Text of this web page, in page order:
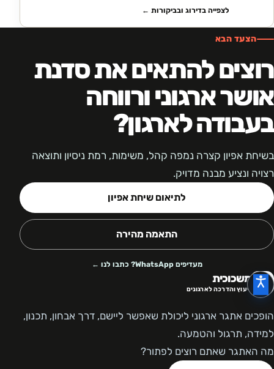
לצפייה בדירוג ובביקורות ←
הצעד הבא
רוצים להתאים את סדנת
אושר ארגוני ורווחה
בעבודה לארגון?
בשיחת אפיון קצרה נמפה קהל, משימות, רמת ניסיון ותוצאה
רצויה ונציע מבנה מדויק.
לתיאום שיחת אפיון
התאמה מהירה
מעדיפים WhatsApp? כתבו לנו ←
משכוכית
ייעוץ והדרכה לארגונים
הופכים אתגר ארגוני ליכולת שאפשר ליישם, דרך אבחון, תכנון,
למידה, תרגול והטמעה.
מה האתגר שאתם רוצים לפתור?